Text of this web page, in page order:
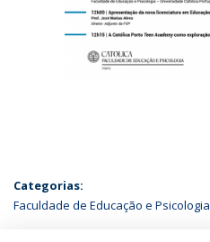
Categorias:
Faculdade de Educação e Psicologia